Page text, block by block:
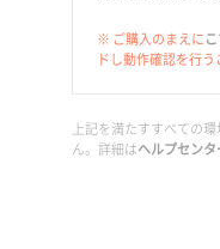
※ ご購入のまえに
ドし動作確認を行う
上記を満たすすべての
ん。詳細はヘルプセンタ